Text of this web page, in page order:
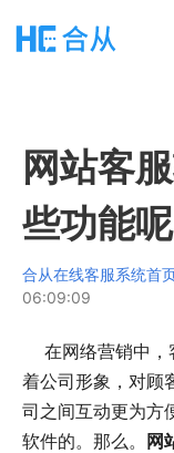
网站客
些功能
合从在线客服系统首
06:09:09
在网络营销中，
着公司形象，对顾
司之间互动更为方
软件的。那么。
网